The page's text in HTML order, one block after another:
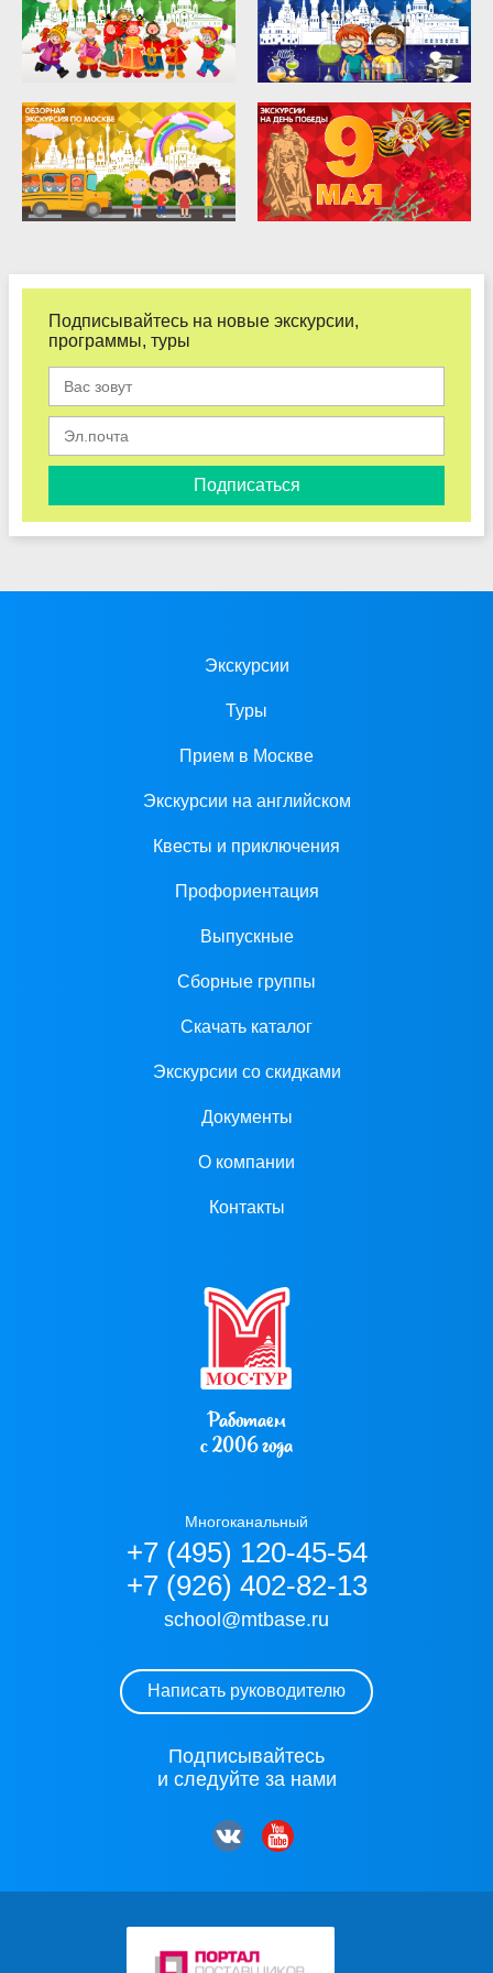
Подписывайтесь на новые экскурсии,
программы, туры
Подписаться
Экскурсии
Туры
Прием в Москве
Экскурсии на английском
Квесты и приключения
Профориентация
Выпускные
Сборные группы
Скачать каталог
Экскурсии со скидками
Документы
О компании
Контакты
Работаем
с 2006 года
Многоканальный
+7 (495) 120-45-54
+7 (926) 402-82-13
school@mtbase.ru
Написать руководителю
Подписывайтесь
и следуйте за нами